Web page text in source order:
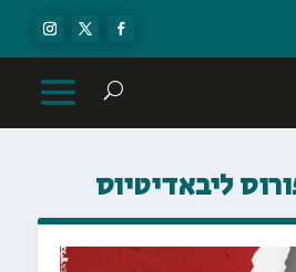
ליבאדיטיוס